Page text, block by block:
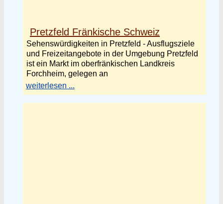
Pretzfeld Fränkische Schweiz
Sehenswürdigkeiten in Pretzfeld - Ausflugsziele
und Freizeitangebote in der Umgebung Pretzfeld
ist ein Markt im oberfränkischen Landkreis
Forchheim, gelegen an
weiterlesen ...